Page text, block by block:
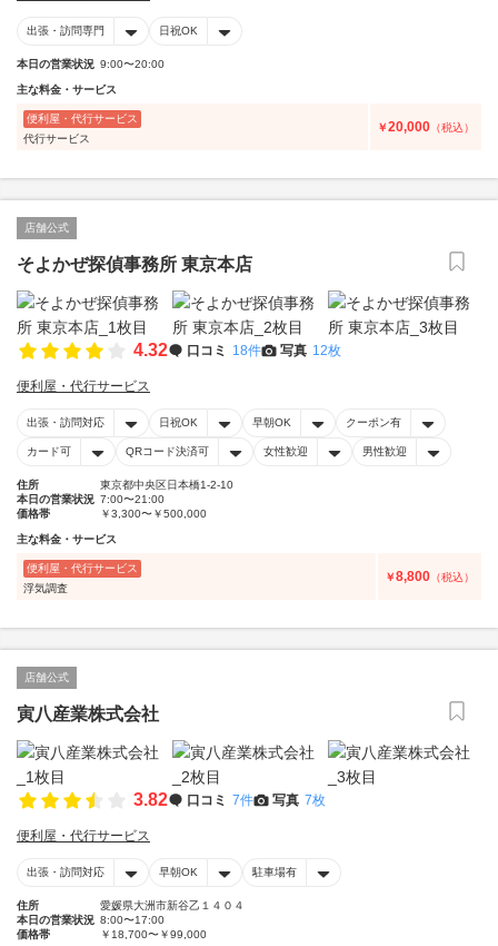
出張・訪問専門 日祝OK
本日の営業状況 9:00〜20:00
主な料金・サービス
便利屋・代行サービス
代行サービス
￥20,000 （税込）
店舗公式
そよかぜ探偵事務所 東京本店
4.32 口コミ 18件 写真 12枚
便利屋・代行サービス
出張・訪問対応 日祝OK 早朝OK クーポン有
カード可 QRコード決済可 女性歓迎 男性歓迎
住所
東京都中央区日本橋1-2-10
本日の営業状況 7:00〜21:00
価格帯
￥3,300〜￥500,000
主な料金・サービス
便利屋・代行サービス
浮気調査
￥8,800 （税込）
店舗公式
寅八産業株式会社
3.82 口コミ 7件 写真 7枚
便利屋・代行サービス
出張・訪問対応 早朝OK 駐車場有
住所
愛媛県大洲市新谷乙１４０４
本日の営業状況 8:00〜17:00
価格帯
￥18,700〜￥99,000